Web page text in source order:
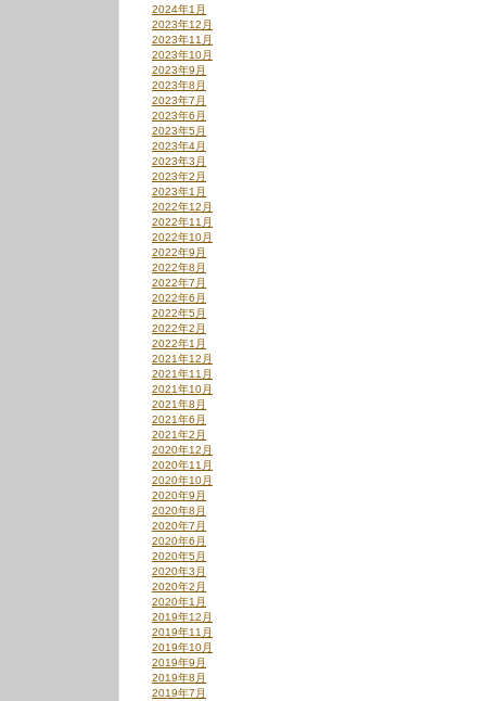
2024年1月
2023年12月
2023年11月
2023年10月
2023年9月
2023年8月
2023年7月
2023年6月
2023年5月
2023年4月
2023年3月
2023年2月
2023年1月
2022年12月
2022年11月
2022年10月
2022年9月
2022年8月
2022年7月
2022年6月
2022年5月
2022年2月
2022年1月
2021年12月
2021年11月
2021年10月
2021年8月
2021年6月
2021年2月
2020年12月
2020年11月
2020年10月
2020年9月
2020年8月
2020年7月
2020年6月
2020年5月
2020年3月
2020年2月
2020年1月
2019年12月
2019年11月
2019年10月
2019年9月
2019年8月
2019年7月